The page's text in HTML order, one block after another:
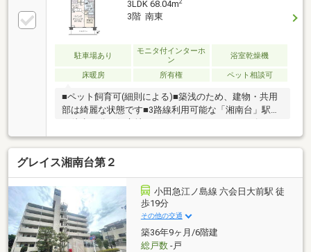
3LDK 68.04m2
3階 南東
駐車場あり
モニタ付インターホ
ン
浴室乾燥機
床暖房 所有権 ペット相談可
■ペット飼育可(細則による)■築浅のため、建物・共用
部は綺麗な状態です■3路線利用可能な「湘南台」駅ま
ース・ワーキングルーム等、充実した共用施設■下階
住戸がないため、音の影響も安心です■ゴミ置場やメ
インエントランスに近い部屋位置のため、マンション
内でも利便性の高い住戸です＝＝設備・仕様＝＝(共用
部)オートロック/サブエントランス有/宅配ボックス/
エレベーター2基/自動販売機(専有部)ディスポーザー/
床暖房(LD・北西洋室)/ウォークインクローゼット/浴
室換気乾燥機/ビルトイン食器洗浄機/TVモニター付イ
ンターホン
グレイス湘南台第２
小田急江ノ島線 六会日大前駅 徒
歩19分
その他の交通
築36年9ヶ月/6階建
総戸数-戸